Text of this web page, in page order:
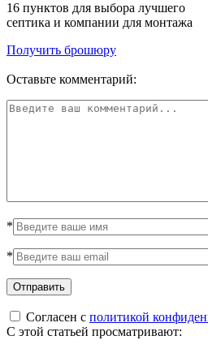
16 пунктов для выбора лучшего
септика и компании для монтажа
Получить брошюру
Оставьте комментарий:
*
*
Согласен с политикой
С этой статьей просматривают: